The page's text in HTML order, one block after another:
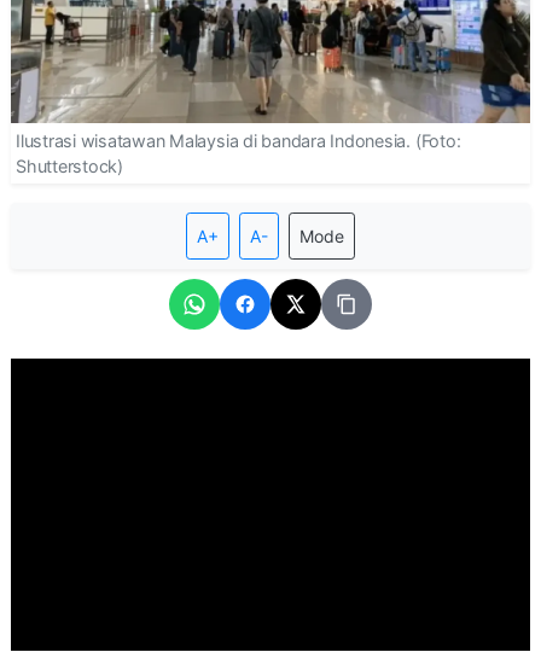
Ilustrasi wisatawan Malaysia di bandara Indonesia. (Foto:
Shutterstock)
A+ A- Mode